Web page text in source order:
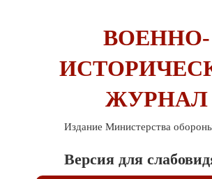
ВОЕННО-
ЖУРНАЛ
Издание Министерства
Версия для